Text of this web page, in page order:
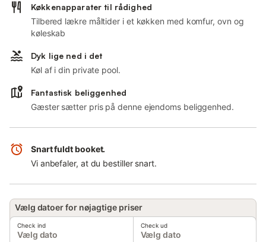
Køkkenapparater til rådighed
Tilbered lækre måltider i et køkken med komfur, ovn og
køleskab
Dyk lige ned i det
Køl af i din private pool.
Fantastisk beliggenhed
Gæster sætter pris på denne ejendoms beliggenhed.
Snart fuldt booket.
Vi anbefaler, at du bestiller snart.
Vælg datoer for nøjagtige priser
Check ind
Vælg dato
Check ud
Vælg dato